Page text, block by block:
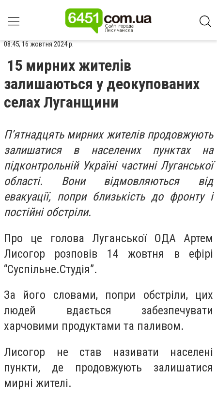
08:45, 16 жовтня 2024 р.
15 мирних жителів
залишаються у деокупованих
селах Луганщини
П’ятнадцять мирних жителів продовжують
залишатися в населених пунктах на
підконтрольній Україні частині Луганської
області. Вони відмовляються від
евакуації, попри близькість до фронту і
постійні обстріли.
Про це голова Луганської ОДА Артем
Лисогор розповів 14 жовтня в ефірі
“Суспільне.Студія”.
За його словами, попри обстріли, цих
людей вдається забезпечувати
харчовими продуктами та паливом.
Лисогор не став називати населені
пункти, де продовжують залишатися
мирні жителі.